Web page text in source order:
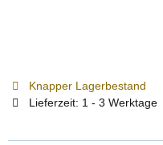
Knapper Lagerbestand
Lieferzeit: 1 - 3 Werktage